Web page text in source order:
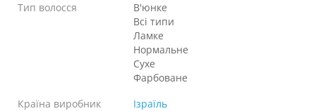
Тип волосся
В'юнке
Всі типи
Ламке
Нормальне
Сухе
Фарбоване
Країна виробник
Ізраїль